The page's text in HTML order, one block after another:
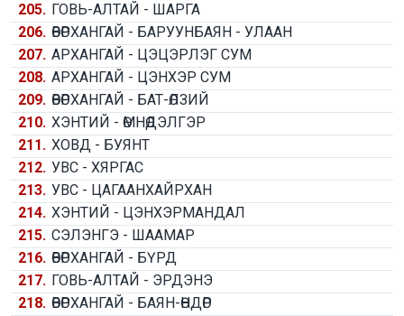
205. ГОВЬ-АЛТАЙ - ШАРГА
206. ӨВӨРХАНГАЙ - БАРУУНБАЯН - УЛААН
207. АРХАНГАЙ - ЦЭЦЭРЛЭГ СУМ
208. АРХАНГАЙ - ЦЭНХЭР СУМ
209. ӨВӨРХАНГАЙ - БАТ-ӨЛЗИЙ
210. ХЭНТИЙ - ӨМНӨДЭЛГЭР
211. ХОВД - БУЯНТ
212. УВС - ХЯРГАС
213. УВС - ЦАГААНХАЙРХАН
214. ХЭНТИЙ - ЦЭНХЭРМАНДАЛ
215. СЭЛЭНГЭ - ШААМАР
216. ӨВӨРХАНГАЙ - БҮРД
217. ГОВЬ-АЛТАЙ - ЭРДЭНЭ
218. ӨВӨРХАНГАЙ - БАЯН-ӨНДӨР